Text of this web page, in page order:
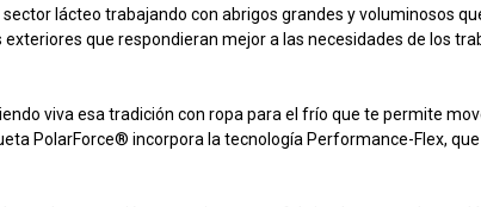
lácteo trabajando con abrigos grandes y voluminosos
que respondieran mejor a las necesidades de los
viva esa tradición con ropa para el frío que te permite
PolarForce® incorpora la tecnología Performance-Flex,